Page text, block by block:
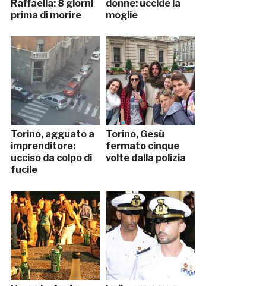
Raffaella: 8 giorni
prima di morire
donne: uccide la
moglie
Torino, agguato a
imprenditore:
ucciso da colpo di
fucile
Torino, Gesù
fermato cinque
volte dalla polizia